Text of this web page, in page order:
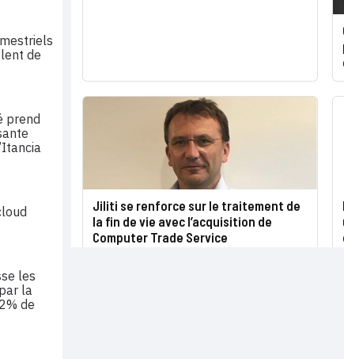
Jiliti se renforce sur le traitement de
la fin de vie avec l’acquisition de
Computer Trade Service
de
prend
les
la
de